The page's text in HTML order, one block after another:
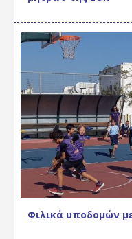
Φιλικά υποδομών